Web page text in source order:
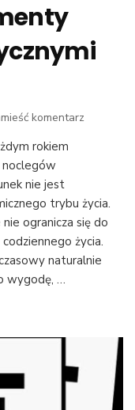
komentarz
z
hotelami
rokiem
nie jest
trybu życia.
ogranicza się do
życia.
naturalnie
wygodę, …